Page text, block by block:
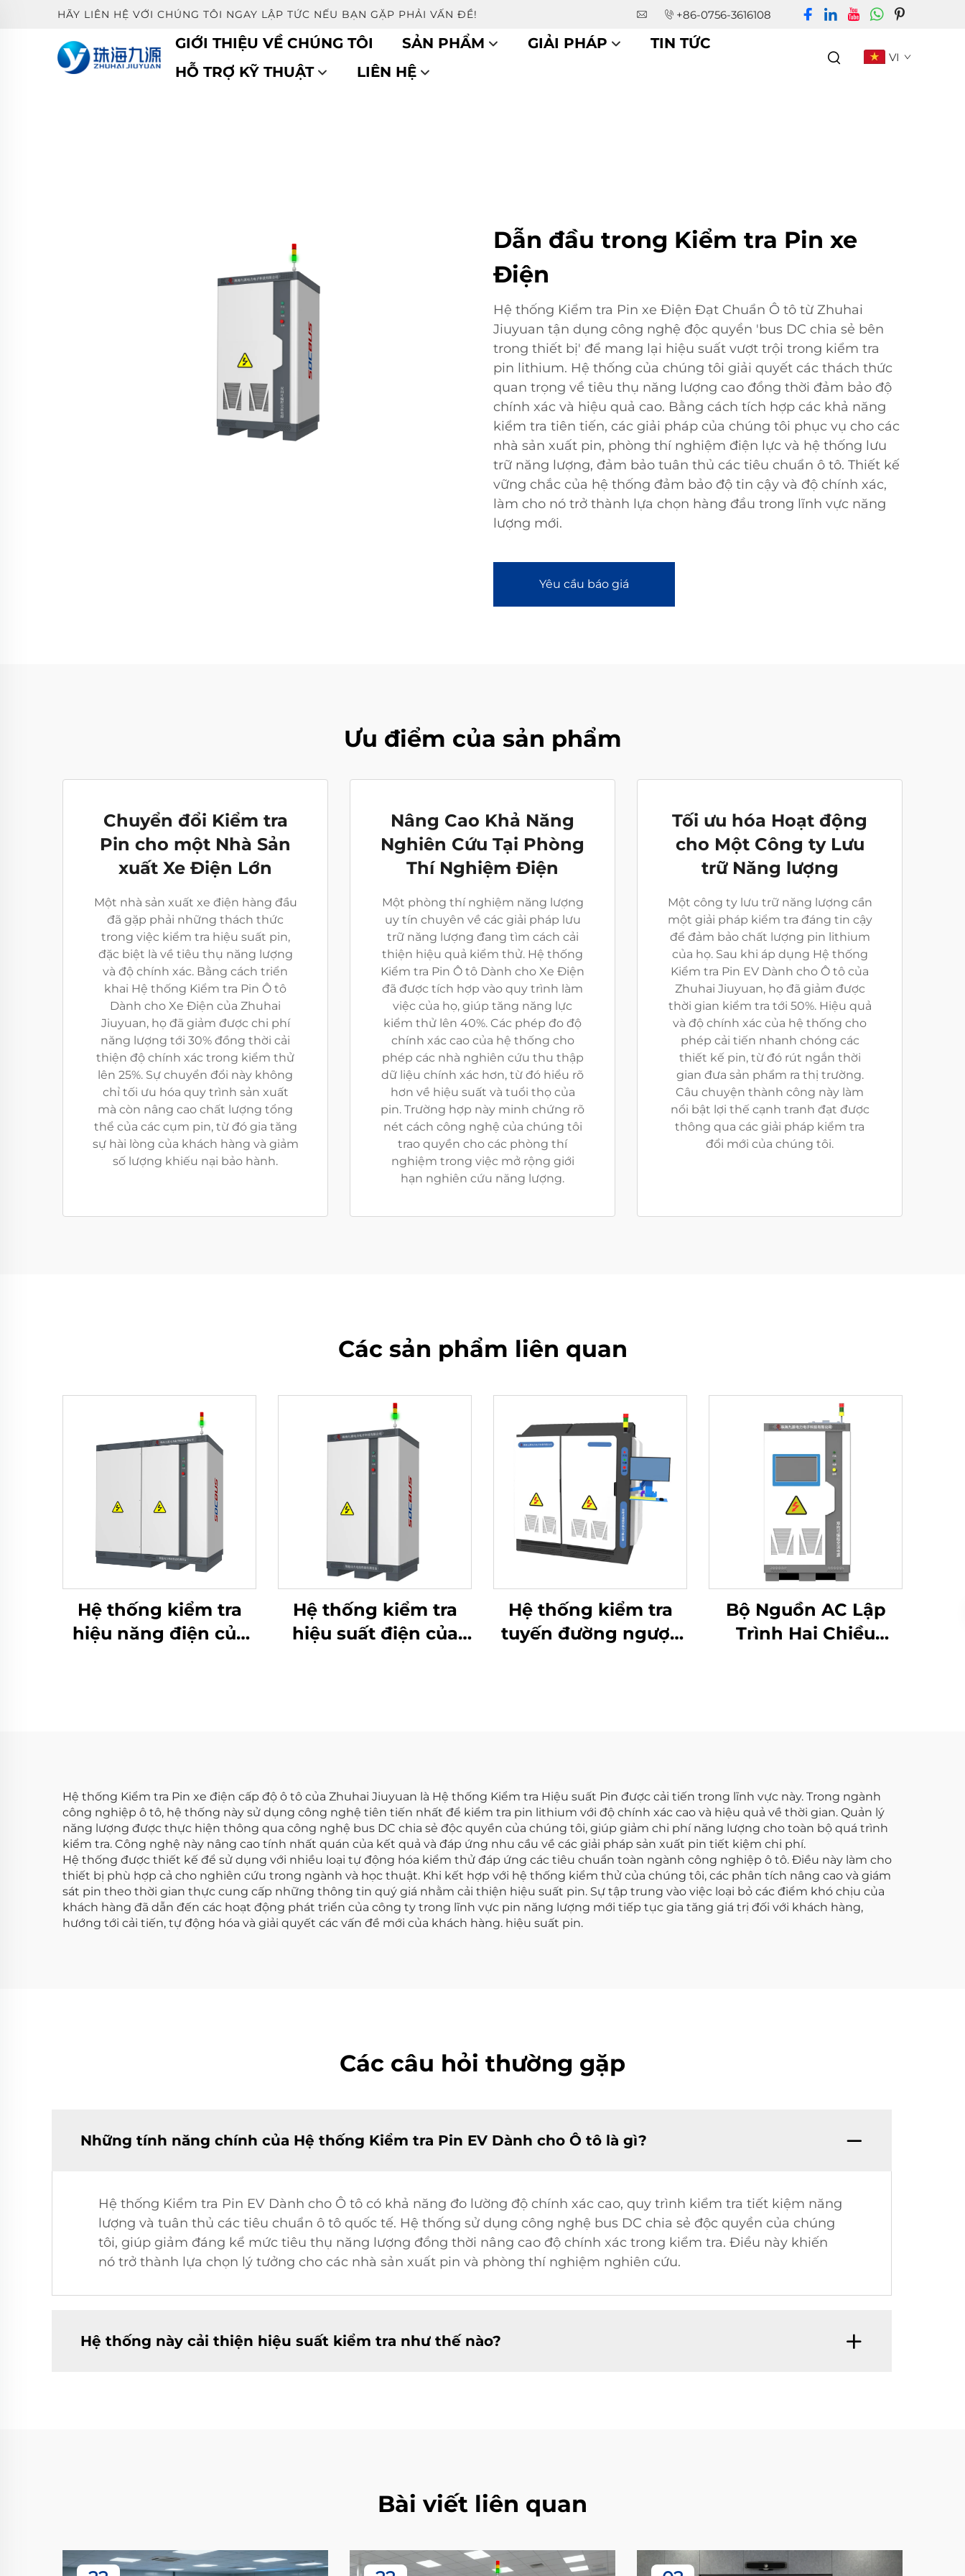
HÃY LIÊN HỆ VỚI CHÚNG TÔI NGAY LẬP TỨC NẾU BẠN GẶP PHẢI VẤN ĐỀ! +86-0756-3616108
GIỚI THIỆU VỀ CHÚNG TÔI SẢN PHẨM GIẢI PHÁP
TIN TỨC
HỖ TRỢ KỸ THUẬT
LIÊN HỆ
VI
Dẫn đầu trong Kiểm tra Pin xe
Điện
Hệ thống Kiểm tra Pin xe Điện Đạt Chuẩn Ô tô từ Zhuhai
Jiuyuan tận dụng công nghệ độc quyền 'bus DC chia sẻ bên
trong thiết bị' để mang lại hiệu suất vượt trội trong kiểm tra
pin lithium. Hệ thống của chúng tôi giải quyết các thách thức
quan trọng về tiêu thụ năng lượng cao đồng thời đảm bảo độ
chính xác và hiệu quả cao. Bằng cách tích hợp các khả năng
kiểm tra tiên tiến, các giải pháp của chúng tôi phục vụ cho các
nhà sản xuất pin, phòng thí nghiệm điện lực và hệ thống lưu
trữ năng lượng, đảm bảo tuân thủ các tiêu chuẩn ô tô. Thiết kế
vững chắc của hệ thống đảm bảo độ tin cậy và độ chính xác,
làm cho nó trở thành lựa chọn hàng đầu trong lĩnh vực năng
lượng mới.
Yêu cầu báo giá
Ưu điểm của sản phẩm
Chuyển đổi Kiểm tra
Pin cho một Nhà Sản
xuất Xe Điện Lớn
Một nhà sản xuất xe điện hàng đầu
đã gặp phải những thách thức
trong việc kiểm tra hiệu suất pin,
đặc biệt là về tiêu thụ năng lượng
và độ chính xác. Bằng cách triển
khai Hệ thống Kiểm tra Pin Ô tô
Dành cho Xe Điện của Zhuhai
Jiuyuan, họ đã giảm được chi phí
năng lượng tới 30% đồng thời cải
thiện độ chính xác trong kiểm thử
lên 25%. Sự chuyển đổi này không
chỉ tối ưu hóa quy trình sản xuất
mà còn nâng cao chất lượng tổng
thể của các cụm pin, từ đó gia tăng
sự hài lòng của khách hàng và giảm
số lượng khiếu nại bảo hành.
Nâng Cao Khả Năng
Nghiên Cứu Tại Phòng
Thí Nghiệm Điện
Một phòng thí nghiệm năng lượng
uy tín chuyên về các giải pháp lưu
trữ năng lượng đang tìm cách cải
thiện hiệu quả kiểm thử. Hệ thống
Kiểm tra Pin Ô tô Dành cho Xe Điện
đã được tích hợp vào quy trình làm
việc của họ, giúp tăng năng lực
kiểm thử lên 40%. Các phép đo độ
chính xác cao của hệ thống cho
phép các nhà nghiên cứu thu thập
dữ liệu chính xác hơn, từ đó hiểu rõ
hơn về hiệu suất và tuổi thọ của
pin. Trường hợp này minh chứng rõ
nét cách công nghệ của chúng tôi
trao quyền cho các phòng thí
nghiệm trong việc mở rộng giới
hạn nghiên cứu năng lượng.
Tối ưu hóa Hoạt động
cho Một Công ty Lưu
trữ Năng lượng
Một công ty lưu trữ năng lượng cần
một giải pháp kiểm tra đáng tin cậy
để đảm bảo chất lượng pin lithium
của họ. Sau khi áp dụng Hệ thống
Kiểm tra Pin EV Dành cho Ô tô của
Zhuhai Jiuyuan, họ đã giảm được
thời gian kiểm tra tới 50%. Hiệu quả
và độ chính xác của hệ thống cho
phép cải tiến nhanh chóng các
thiết kế pin, từ đó rút ngắn thời
gian đưa sản phẩm ra thị trường.
Câu chuyện thành công này làm
nổi bật lợi thế cạnh tranh đạt được
thông qua các giải pháp kiểm tra
đổi mới của chúng tôi.
Các sản phẩm liên quan
Hệ thống kiểm tra
hiệu năng điện của
Hệ thống kiểm tra
hiệu suất điện của
Hệ thống kiểm tra
tuyến đường ngược
Bộ Nguồn AC Lập
Trình Hai Chiều
Hệ thống Kiểm tra Pin xe điện cấp độ ô tô của Zhuhai Jiuyuan là Hệ thống Kiểm tra Hiệu suất Pin được cải tiến trong lĩnh vực này. Trong ngành
công nghiệp ô tô, hệ thống này sử dụng công nghệ tiên tiến nhất để kiểm tra pin lithium với độ chính xác cao và hiệu quả về thời gian. Quản lý
năng lượng được thực hiện thông qua công nghệ bus DC chia sẻ độc quyền của chúng tôi, giúp giảm chi phí năng lượng cho toàn bộ quá trình
kiểm tra. Công nghệ này nâng cao tính nhất quán của kết quả và đáp ứng nhu cầu về các giải pháp sản xuất pin tiết kiệm chi phí.
Hệ thống được thiết kế để sử dụng với nhiều loại tự động hóa kiểm thử đáp ứng các tiêu chuẩn toàn ngành công nghiệp ô tô. Điều này làm cho
thiết bị phù hợp cả cho nghiên cứu trong ngành và học thuật. Khi kết hợp với hệ thống kiểm thử của chúng tôi, các phân tích nâng cao và giám
sát pin theo thời gian thực cung cấp những thông tin quý giá nhằm cải thiện hiệu suất pin. Sự tập trung vào việc loại bỏ các điểm khó chịu của
khách hàng đã dẫn đến các hoạt động phát triển của công ty trong lĩnh vực pin năng lượng mới tiếp tục gia tăng giá trị đối với khách hàng,
hướng tới cải tiến, tự động hóa và giải quyết các vấn đề mới của khách hàng. hiệu suất pin.
Các câu hỏi thường gặp
Những tính năng chính của Hệ thống Kiểm tra Pin EV Dành cho Ô tô là gì?
Hệ thống Kiểm tra Pin EV Dành cho Ô tô có khả năng đo lường độ chính xác cao, quy trình kiểm tra tiết kiệm năng
lượng và tuân thủ các tiêu chuẩn ô tô quốc tế. Hệ thống sử dụng công nghệ bus DC chia sẻ độc quyền của chúng
tôi, giúp giảm đáng kể mức tiêu thụ năng lượng đồng thời nâng cao độ chính xác trong kiểm tra. Điều này khiến
nó trở thành lựa chọn lý tưởng cho các nhà sản xuất pin và phòng thí nghiệm nghiên cứu.
Hệ thống này cải thiện hiệu suất kiểm tra như thế nào?
Bài viết liên quan